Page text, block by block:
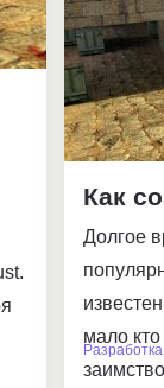
Как
Долгое
мало кто
Разработка